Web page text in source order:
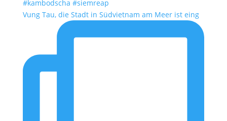
Vung Tau, die Stadt in Südvietnam am Meer ist eing